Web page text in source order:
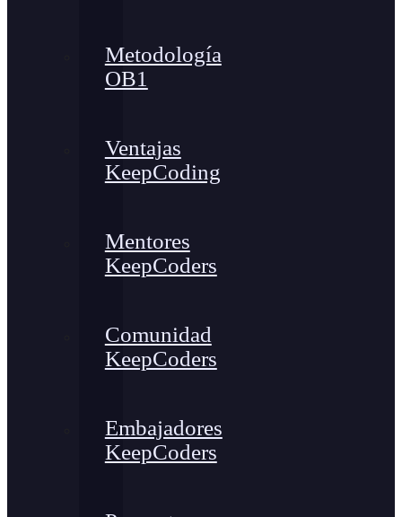
Metodología
OB1
Ventajas
KeepCoding
Mentores
KeepCoders
Comunidad
KeepCoders
Embajadores
KeepCoders